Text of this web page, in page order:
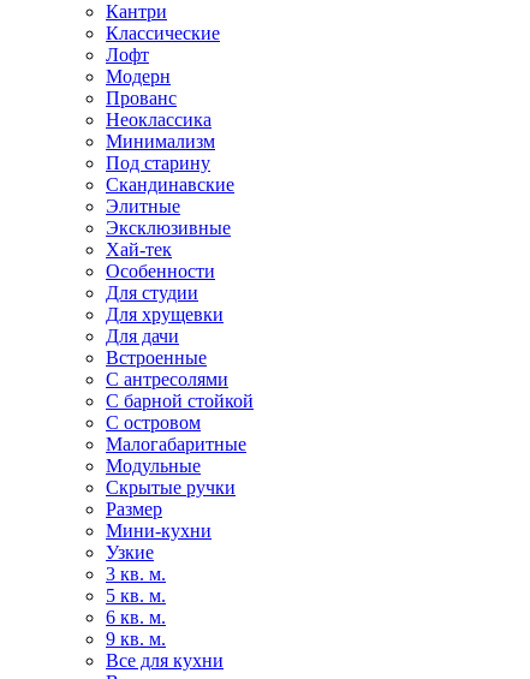
Кантри
Классические
Лофт
Модерн
Прованс
Неоклассика
Минимализм
Под старину
Скандинавские
Элитные
Эксклюзивные
Хай-тек
Особенности
Для студии
Для хрущевки
Для дачи
Встроенные
С антресолями
С барной стойкой
С островом
Малогабаритные
Модульные
Скрытые ручки
Размер
Мини-кухни
Узкие
3 кв. м.
5 кв. м.
6 кв. м.
9 кв. м.
Все для кухни